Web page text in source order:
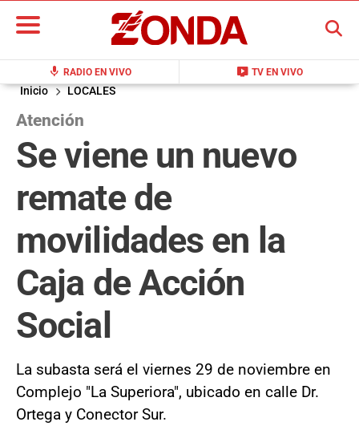
mic RADIO EN VIVO live_tv TV EN VIVO
BUSCAR
Inicio LOCALES
Atención
Se viene un nuevo
remate de
movilidades en la
Caja de Acción
Social
La subasta será el viernes 29 de noviembre en
Complejo "La Superiora", ubicado en calle Dr.
Ortega y Conector Sur.